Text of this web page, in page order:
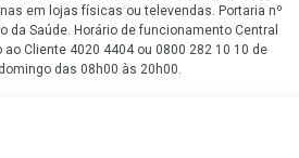
em lojas físicas ou televendas. Portaria nº
da Saúde. Horário de funcionamento Central
Cliente 4020 4404 ou 0800 282 10 10 de
das 08h00 às 20h00.